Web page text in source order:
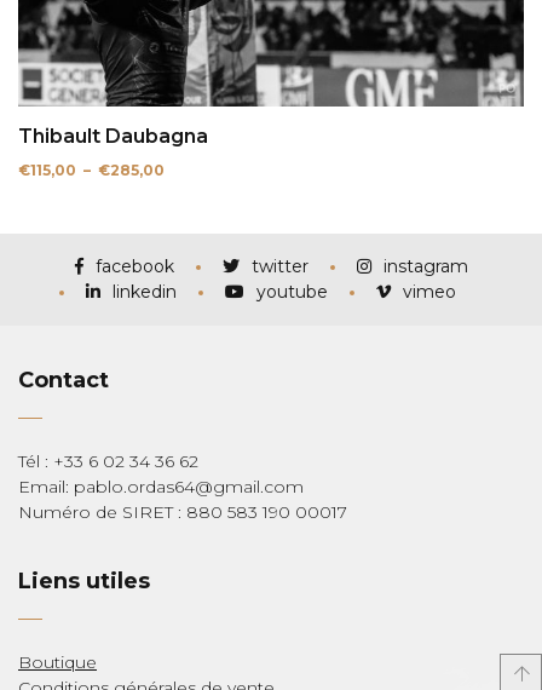
Thibault Daubagna
€115,00 – €285,00
€285,00
facebook twitter
instagram
linkedin
youtube vimeo
Contact
Tél : +33 6 02 34 36 62
Email: pablo.ordas64@gmail.com
Numéro de SIRET : 880 583 190 00017
Liens utiles
Boutique